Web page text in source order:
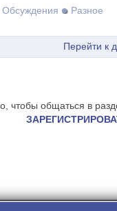
Обсуждения Разное
Перейти к
чтобы общаться в